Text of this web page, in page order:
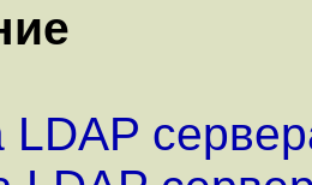
LDAP